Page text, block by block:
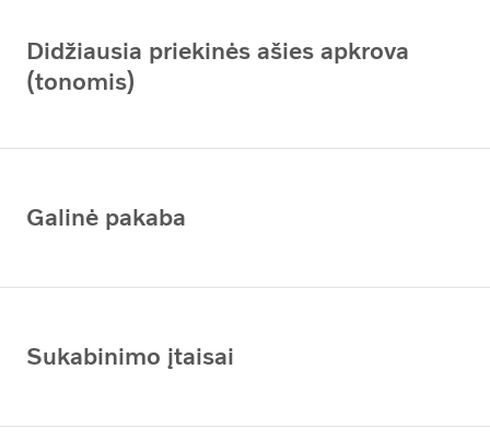
Didžiausia priekinės ašies apkrova
(tonomis)
Galinė pakaba
Sukabinimo įtaisai